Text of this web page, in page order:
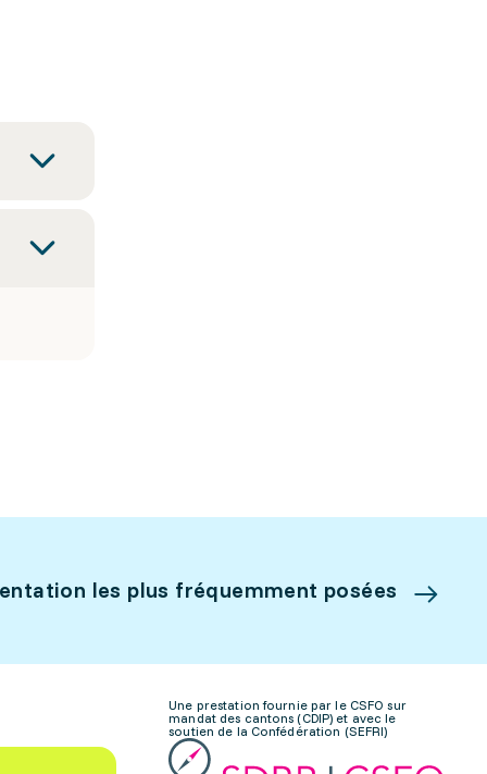
les plus fréquemment posées
Une prestation fournie par le CSFO sur
mandat des cantons (CDIP) et avec le
soutien de la Confédération (SEFRI)